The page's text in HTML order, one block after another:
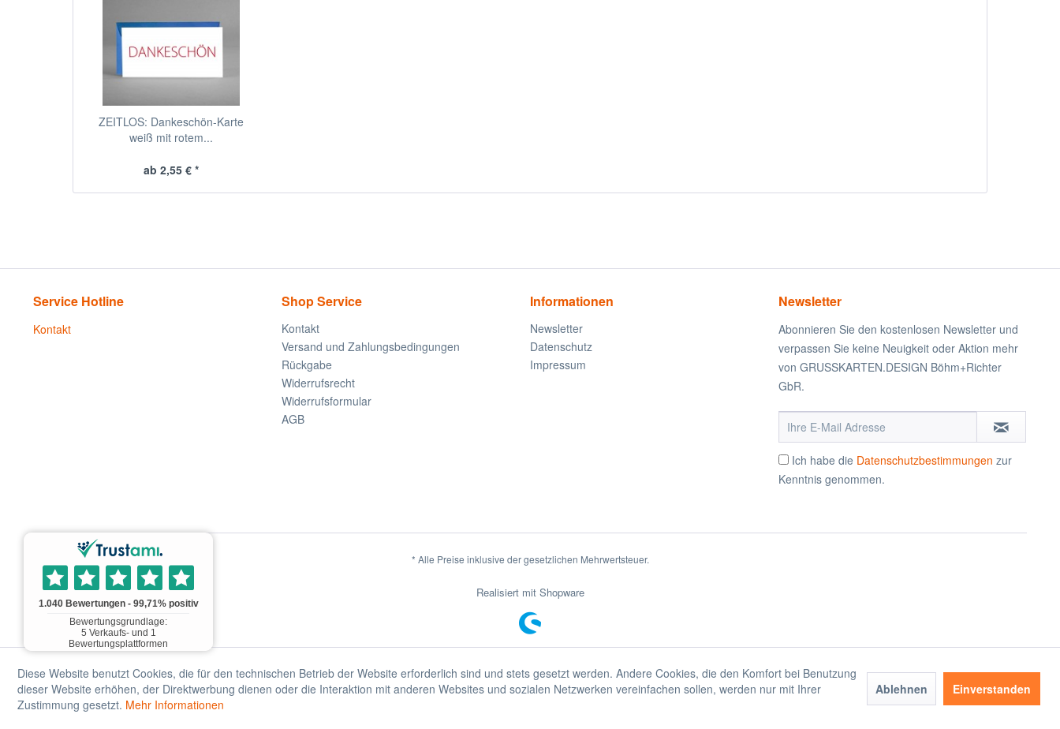
ZEITLOS: Dankeschön-Karte
weiß mit rotem...
ab 2,55 € *
Service Hotline
Kontakt
Shop Service
Kontakt
Versand und Zahlungsbedingungen
Rückgabe
Widerrufsrecht
Widerrufsformular
AGB
Informationen
Newsletter
Datenschutz
Impressum
Newsletter
Abonnieren Sie den kostenlosen Newsletter und
verpassen Sie keine Neuigkeit oder Aktion mehr
von GRUSSKARTEN.DESIGN Böhm+Richter
GbR.
Ich habe die Datenschutzbestimmungen zur
Kenntnis genommen.
* Alle Preise inklusive der gesetzlichen Mehrwertsteuer.
Realisiert mit Shopware
Diese Website benutzt Cookies, die für den technischen Betrieb der Website erforderlich sind und stets gesetzt werden. Andere Cookies, die den Komfort bei Benutzung
dieser Website erhöhen, der Direktwerbung dienen oder die Interaktion mit anderen Websites und sozialen Netzwerken vereinfachen sollen, werden nur mit Ihrer
Zustimmung gesetzt. Mehr Informationen
Ablehnen Einverstanden